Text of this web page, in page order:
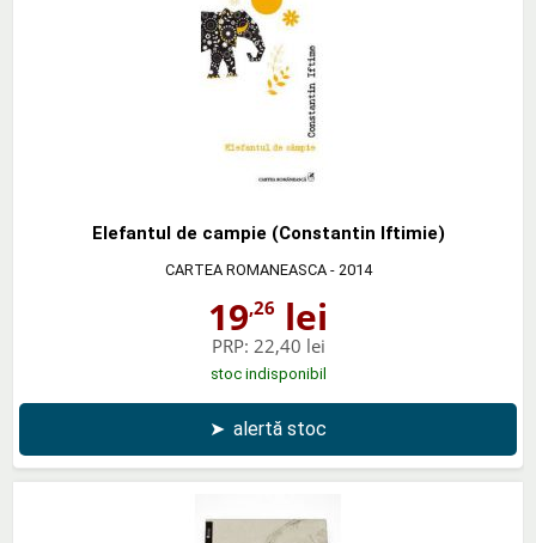
Elefantul de campie (Constantin Iftimie)
CARTEA ROMANEASCA- 2014
19,26 lei
PRP: 22,40 lei
stoc indisponibil
➤ alertă stoc